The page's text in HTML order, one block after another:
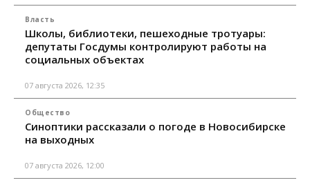
Власть
Школы, библиотеки, пешеходные тротуары:
депутаты Госдумы контролируют работы на
социальных объектах
07 августа 2026, 12:35
Общество
Синоптики рассказали о погоде в Новосибирске
на выходных
07 августа 2026, 12:00